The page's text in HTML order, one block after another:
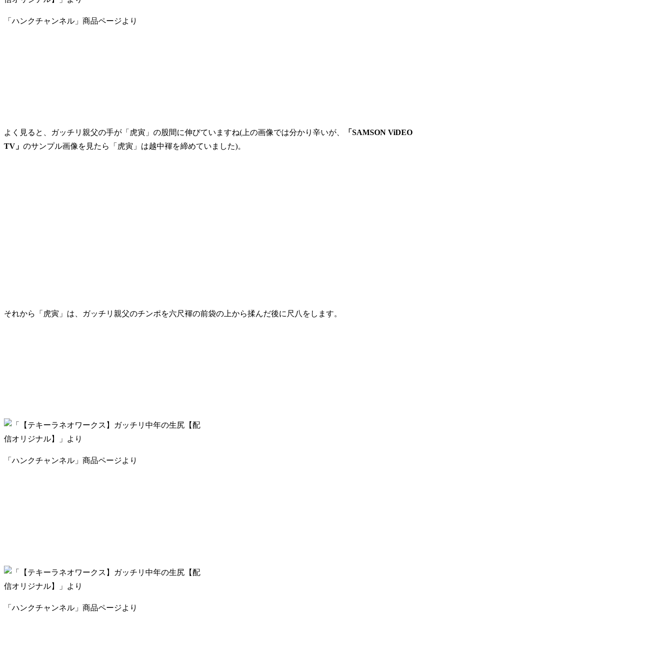
「ハンクチャンネル」商品ページより
よく見ると、ガッチリ親父の手が「虎寅」の股間に伸びていますね(上の画像では分かり辛いが、
「SAMSON ViDEO
TV」 のサンプル画像を見たら「虎寅」は越中褌を締めていました)。
それから「虎寅」は、ガッチリ親父のチンポを六尺褌の前袋の上から揉んだ後に尺八をします。
「ハンクチャンネル」商品ページより
「ハンクチャンネル」商品ページより